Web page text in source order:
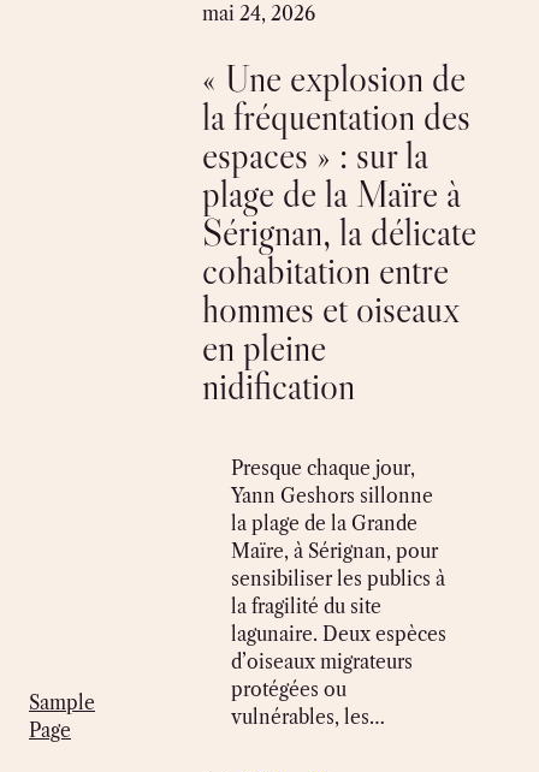
Sample
Page
mai 24, 2026
« Une explosion de
la fréquentation des
espaces » : sur la
plage de la Maïre à
Sérignan, la délicate
cohabitation entre
hommes et oiseaux
en pleine
nidification
Presque chaque jour,
Yann Geshors sillonne
la plage de la Grande
Maïre, à Sérignan, pour
sensibiliser les publics à
la fragilité du site
lagunaire. Deux espèces
d’oiseaux migrateurs
protégées ou
vulnérables, les…